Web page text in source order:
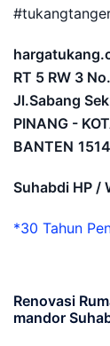
RT 5 RW 3
Jl.Sabang
PINANG -
BANTEN
Suhabdi HP /
*30 Tahun
Renovasi
mandor